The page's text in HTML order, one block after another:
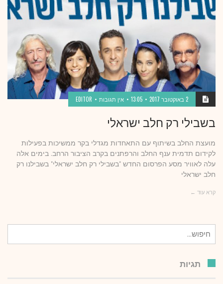
2 באוקטובר 2017 13:05 אין תגובות EDITOR
בשבילי רק חלב ישראלי
מועצת החלב בשיתוף עם התאחדות מגדלי בקר ממשיכות בפעילות
לקידום תדמית ענף החלב והרפתנים בקרב הציבור הרחב. בימים אלה
עלה לאוויר מסע הפרסום החדש "בשבילי רק חלב ישראלי" בשבילנו רק
חלב ישראלי
קרא עוד ←
עבור:
תגיות